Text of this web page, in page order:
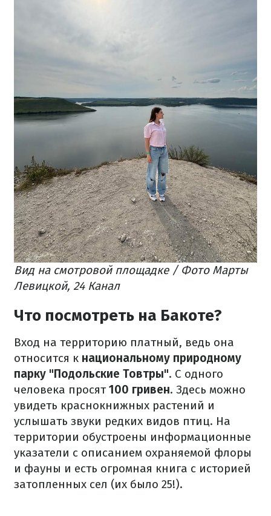
Вид на смотровой площадке / Фото Марты
Левицкой, 24 Канал
Что посмотреть на Бакоте?
Вход на территорию платный, ведь она
относится к национальному природному
парку "Подольские Товтры". С одного
человека просят100 гривен. Здесь можно
увидеть краснокнижных растений и
услышать звуки редких видов птиц. На
территории обустроены информационные
указатели с описанием охраняемой флоры
и фауны и есть огромная книга с историей
затопленных сел (их было 25!).